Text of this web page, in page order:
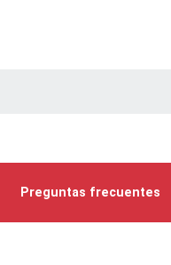
Preguntas frecuentes